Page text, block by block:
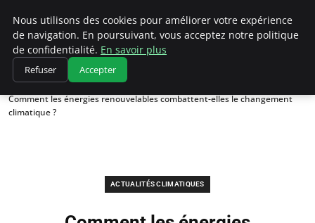
Climatedebtagents
Accueil
Actualités Climatiques
Comment les énergies renouvelables combattent-elles le changement
climatique ?
ACTUALITÉS CLIMATIQUES
Nous utilisons des cookies pour améliorer votre expérience
de navigation. En poursuivant, vous acceptez notre politique
de confidentialité. En savoir plus
Refuser Accepter